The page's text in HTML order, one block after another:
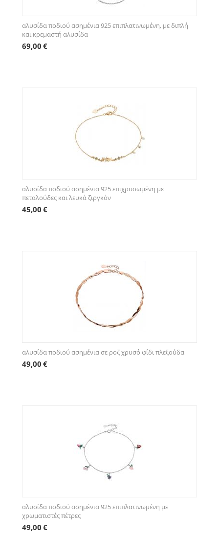
αλυσίδα ποδιού ασημένια 925 επιπλατινωμένη, με διπλή
και κρεμαστή αλυσίδα
69,00 €
αλυσίδα ποδιού ασημένια 925 επιχρυσωμένη με
πεταλούδες και λευκά ζιργκόν
45,00 €
αλυσίδα ποδιού ασημένια σε ροζ χρυσό φίδι πλεξούδα
49,00 €
αλυσίδα ποδιού ασημένια 925 επιπλατινωμένη με
χρωματιστές πέτρες
49,00 €